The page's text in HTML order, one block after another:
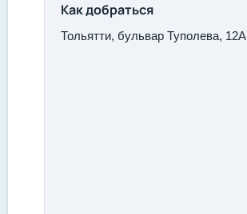
Как добраться
Тольятти, бульвар Туполева, 12А